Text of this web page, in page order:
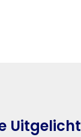
Uitgelicht